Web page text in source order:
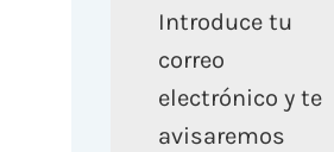
Introduce tu
correo
electrónico y te
avisaremos